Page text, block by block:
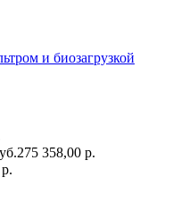
и биозагрузкой
275 358,00 р.